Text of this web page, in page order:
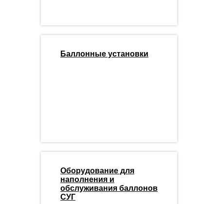
Баллонные установки
Оборудование для
наполнения и
обслуживания баллонов
СУГ